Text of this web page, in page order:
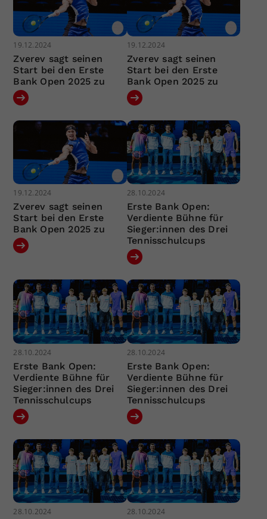
19.12.2024
Zverev sagt seinen
Start bei den Erste
Bank Open 2025 zu
19.12.2024
Zverev sagt seinen
Start bei den Erste
Bank Open 2025 zu
19.12.2024
Zverev sagt seinen
Start bei den Erste
Bank Open 2025 zu
28.10.2024
Erste Bank Open:
Verdiente Bühne für
Sieger:innen des Drei
Tennisschulcups
28.10.2024
Erste Bank Open:
Verdiente Bühne für
Sieger:innen des Drei
Tennisschulcups
28.10.2024
Erste Bank Open:
Verdiente Bühne für
Sieger:innen des Drei
Tennisschulcups
28.10.2024 28.10.2024